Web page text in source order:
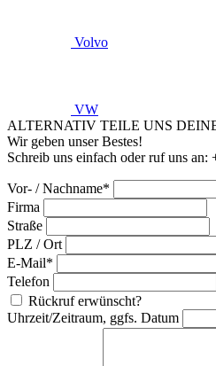
Volvo
VW
ALTERNATIV TEILE UNS
Wir geben unser Bestes!
Schreib uns einfach oder ruf uns an:
Vor- / Nachname*
Firma
Straße
PLZ / Ort
E-Mail*
Telefon
Rückruf erwünscht?
Uhrzeit/Zeitraum, ggfs. Datum